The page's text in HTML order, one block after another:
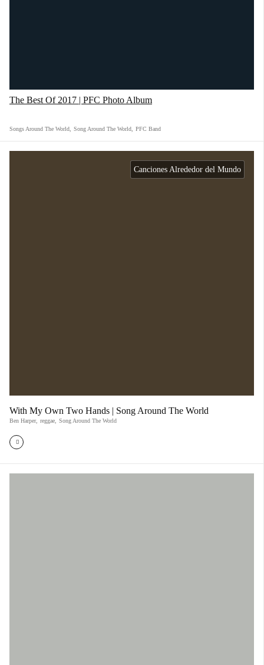
The Best Of 2017 | PFC Photo Album
Songs Around The World Song Around The World PFC Band
Canciones Alrededor del Mundo
With My Own Two Hands | Song Around The World
Ben Harper, reggae Song Around The World